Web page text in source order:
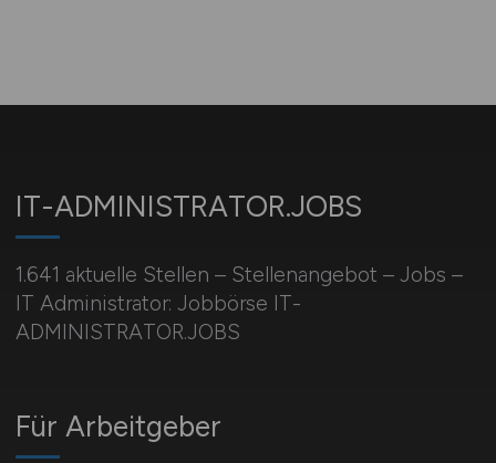
IT-ADMINISTRATOR.JOBS
1.641 aktuelle Stellen – Stellenangebot – Jobs –
IT Administrator: Jobbörse IT-
ADMINISTRATOR.JOBS
Für Arbeitgeber